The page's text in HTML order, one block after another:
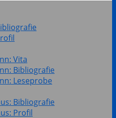
Vita
Bibliografie
Leseprobe
Bibliografie
Profil